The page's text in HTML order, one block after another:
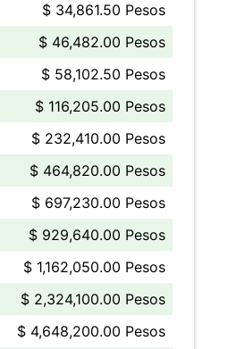
$ 34,861.50 Pesos
$ 46,482.00 Pesos
$ 58,102.50 Pesos
$ 116,205.00 Pesos
$ 232,410.00 Pesos
$ 464,820.00 Pesos
$ 697,230.00 Pesos
$ 929,640.00 Pesos
$ 1,162,050.00 Pesos
$ 2,324,100.00 Pesos
$ 4,648,200.00 Pesos